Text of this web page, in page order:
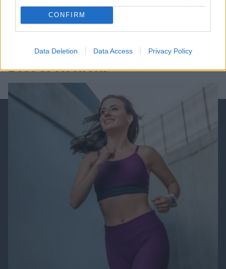
CONFIRM
Data Deletion Data Access Privacy Policy
Cut The Rope
ΔΕΙΤΕ ΟΛΑ ΤΑ GAMES
Best of Network